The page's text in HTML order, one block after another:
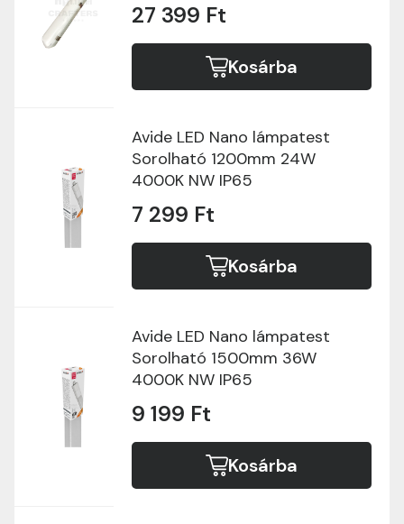
27 399 Ft
Kosárba
Avide LED Nano lámpatest
Sorolható 1200mm 24W
4000K NW IP65
7 299 Ft
Kosárba
Avide LED Nano lámpatest
Sorolható 1500mm 36W
4000K NW IP65
9 199 Ft
Kosárba